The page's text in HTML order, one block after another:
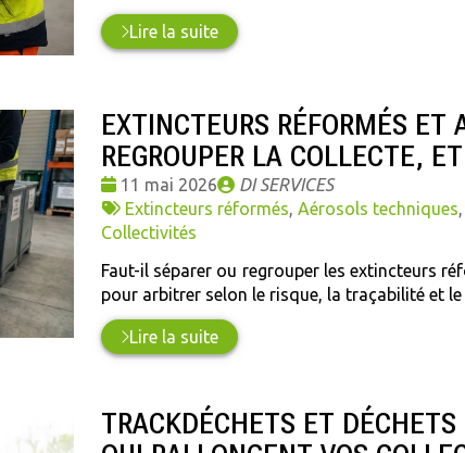
Lire la suite
EXTINCTEURS RÉFORMÉS ET
REGROUPER LA COLLECTE,
Date
:
11 mai 2026
Publié
par
DI SERVICES
Tags
Extincteurs réformés, Aérosols techniques,
Collectivités
Faut-il séparer ou regrouper les extincteurs
pour arbitrer selon le risque, la traçabilité et
Lire la suite
TRACKDÉCHETS ET